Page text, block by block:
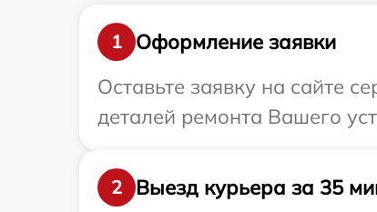
1
Оформление заявки
Оставьте заявку на сайте
деталей ремонта Вашего
2
Выезд курьера за 35